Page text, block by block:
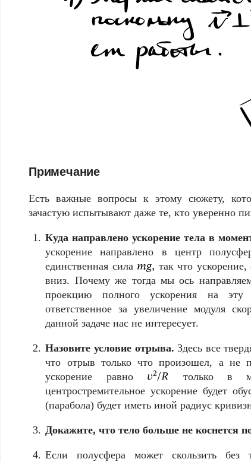
Примечание
Есть важные вопросы к этому сюжету,
зачастую испытывают даже те, кто уверенно
Куда направлено ускорение тела в
ускорение направлено в центр
единственная сила
так что
вниз. Почему же тогда мы ось
проекцию полного ускорения на эту
ответственное за увеличение модуля
данной задаче нас не интересует.
Назовите условие отрыва. Здесь все
что отрыв только что произошел, а не
ускорение равно
только в
центростремительное ускорение будет
(парабола) будет иметь иной радиус
Докажите, что тело больше не коснется
Если полусфера может скользить без